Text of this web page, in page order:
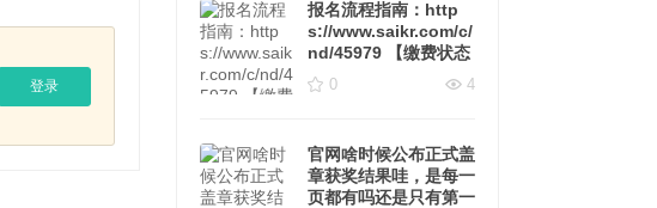
登录
报名流程指南：http
s://www.saikr.com/c/
nd/45979 【缴费状态
会在每天晚上由负责老
师通知将"未缴费"设置
0 4
官网啥时候公布正式盖
章获奖结果哇，是每一
页都有吗还是只有第一